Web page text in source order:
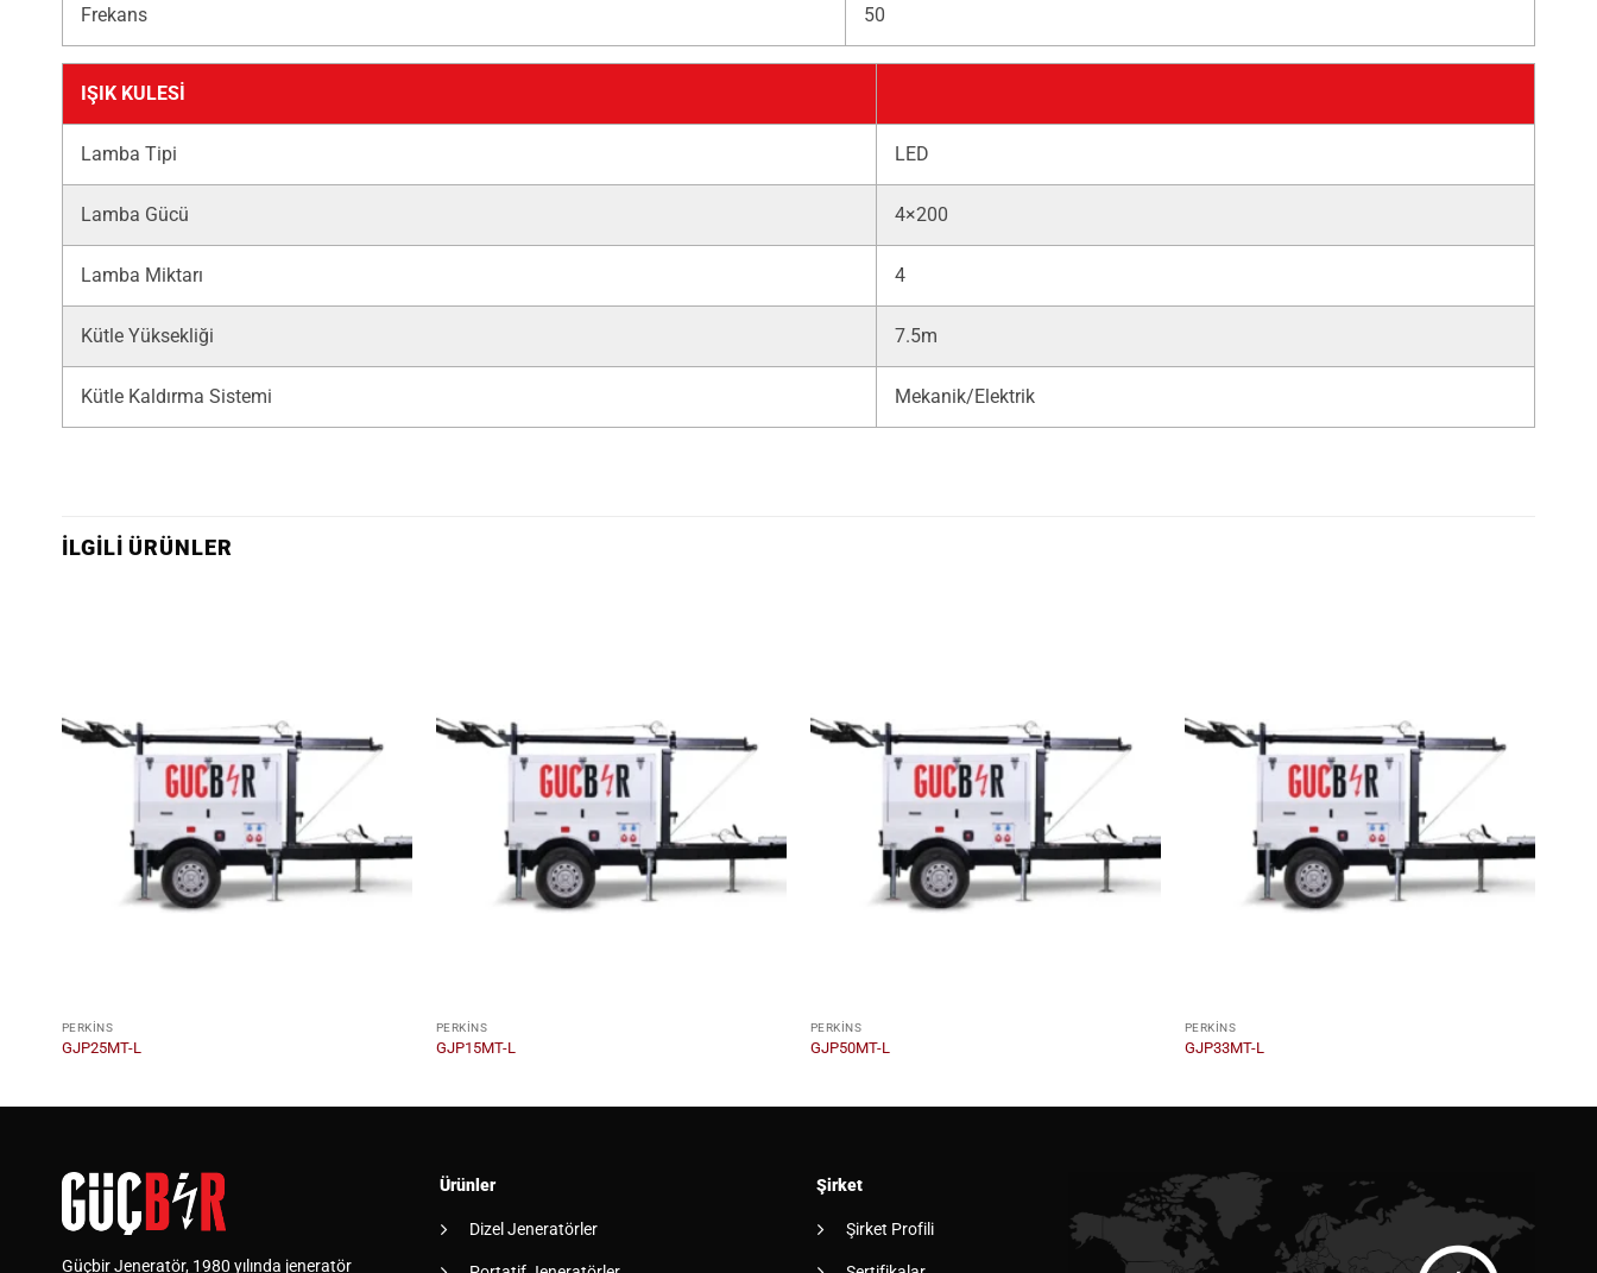
Frekans 50
IŞIK KULESİ
Lamba Tipi LED
Lamba Gücü 4×200
Lamba Miktarı 4
Kütle Yüksekliği 7.5m
Kütle Kaldırma Sistemi Mekanik/Elektrik
İLGILI ÜRÜNLER
PERKINS
GJP25MT-L
PERKINS
GJP15MT-L
PERKINS
GJP50MT-L
PERKINS
GJP33MT-L
Güçbir Jeneratör, 1980 yılında jeneratör
Ürünler
Dizel Jeneratörler
Şirket
Şirket Profili